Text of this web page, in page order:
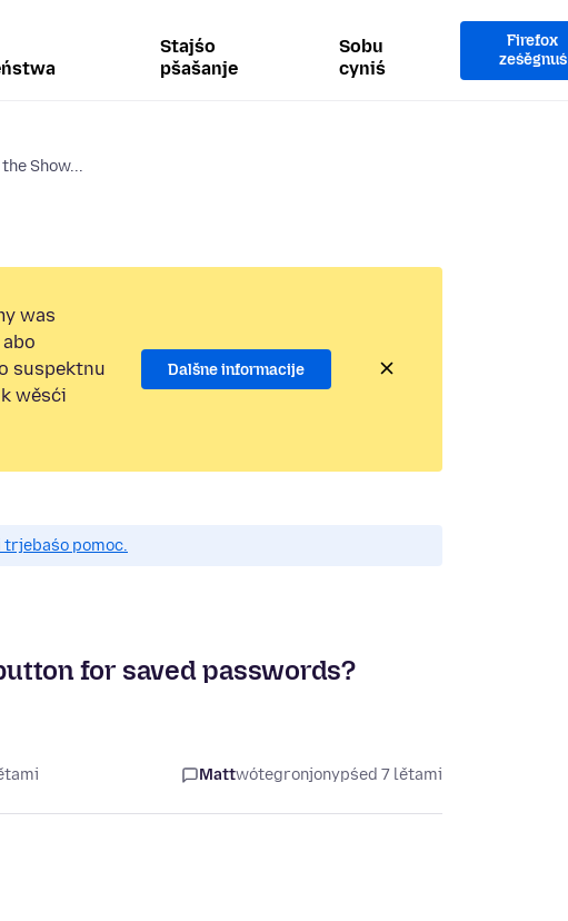
Stajśo
pšašanje
Sobu
cyniś
Firefox
ześěgnuś
Show...
was
suspektnu
wěsći
Dalšne informacije
trjebaśo pomoc.
for saved passwords?
Mattwótegronjonypśed 7 lětami